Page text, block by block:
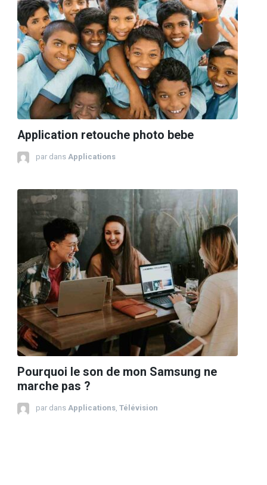
Application retouche photo bebe
par dans Applications
Pourquoi le son de mon Samsung ne
marche pas ?
par dans Applications, Télévision